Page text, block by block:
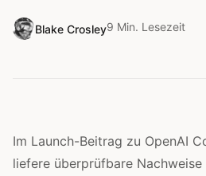
Blake Crosley9 Min. Lesezeit
Im Launch-Beitrag zu OpenAI
liefere überprüfbare